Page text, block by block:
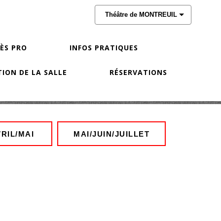
Théâtre de MONTREUIL
PRO INFOS PRATIQUES
DE LA SALLE RÉSERVATIONS
MAI MAI/JUIN/JUILLET